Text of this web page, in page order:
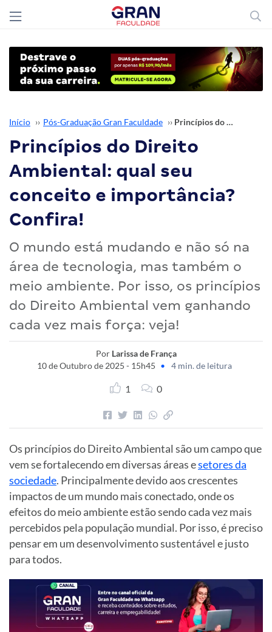
Início ›› Pós-Graduação Gran Faculdade ›› Princípios do Direito Ambiental: qual seu conceito e importância? Confira!
Princípios do Direito
Ambiental: qual seu
conceito e importância?
Confira!
O mundo está mudando e não só na
área de tecnologia, mas também o
meio ambiente. Por isso, os princípios
do Direito Ambiental vem ganhando
cada vez mais força: veja!
Por Larissa de França
10 de Outubro de 2025 - 15h45 • 4 min. de leitura
1 0
Os princípios do Direito Ambiental são um campo que
vem se fortalecendo em diversas áreas esetores da
sociedade. Principalmente devido aos crescentes
impactos de um mundo mais conectado, onde os
efeitos do meio ambiente estão sendo cada vez mais
percebidos pela população mundial. Por isso, é preciso
pensar em um desenvolvimento sustentável e justo
para todos.